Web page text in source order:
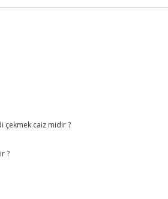
çekmek caiz midir ?
?